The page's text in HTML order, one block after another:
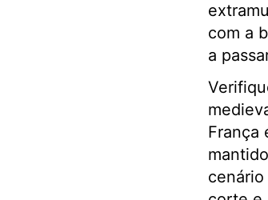
com a
a
França